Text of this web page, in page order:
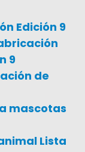
Edición 9
9
de
mascotas
Lista